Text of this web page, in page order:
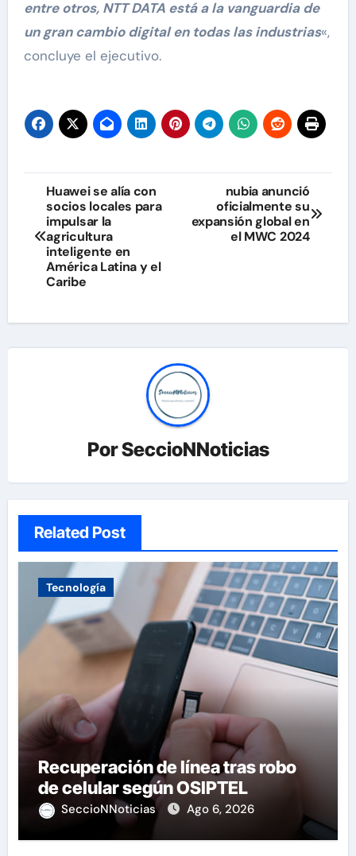
entre otros, NTT DATA está a la vanguardia de
un gran cambio digital en todas las industrias«,
concluye el ejecutivo.
Navegación
de
entradas
Huawei se alía con
socios locales para
impulsar la
agricultura
inteligente en
América Latina y el
Caribe
nubia anunció
oficialmente su
expansión global en
el MWC 2024
PorSeccioNNoticias
Related Post
Tecnología
Recuperación de línea tras robo
de celular según OSIPTEL
SeccioNNoticias Ago 6, 2026